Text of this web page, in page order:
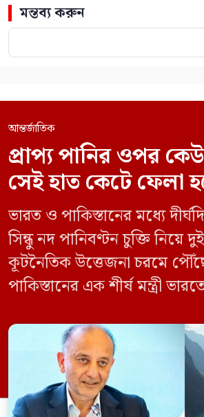
মন্তব্য করুন
আন্তর্জাতিক
প্রাপ্য পানির ওপর
সেই হাত কেটে ফেলা
ভারত ও পাকিস্তানের মধ্যে
সিন্ধু নদ পানিবণ্টন চুক্তি নিয়ে
কূটনৈতিক উত্তেজনা চরমে
পাকিস্তানের এক শীর্ষ মন্ত্রী
পানির ওপর কেউ হাত দিলে
ফেলা হবে। ভারতের কেন্দ্রীয়
আর পাতিল কর্তৃক আগামী দেড়
[…]